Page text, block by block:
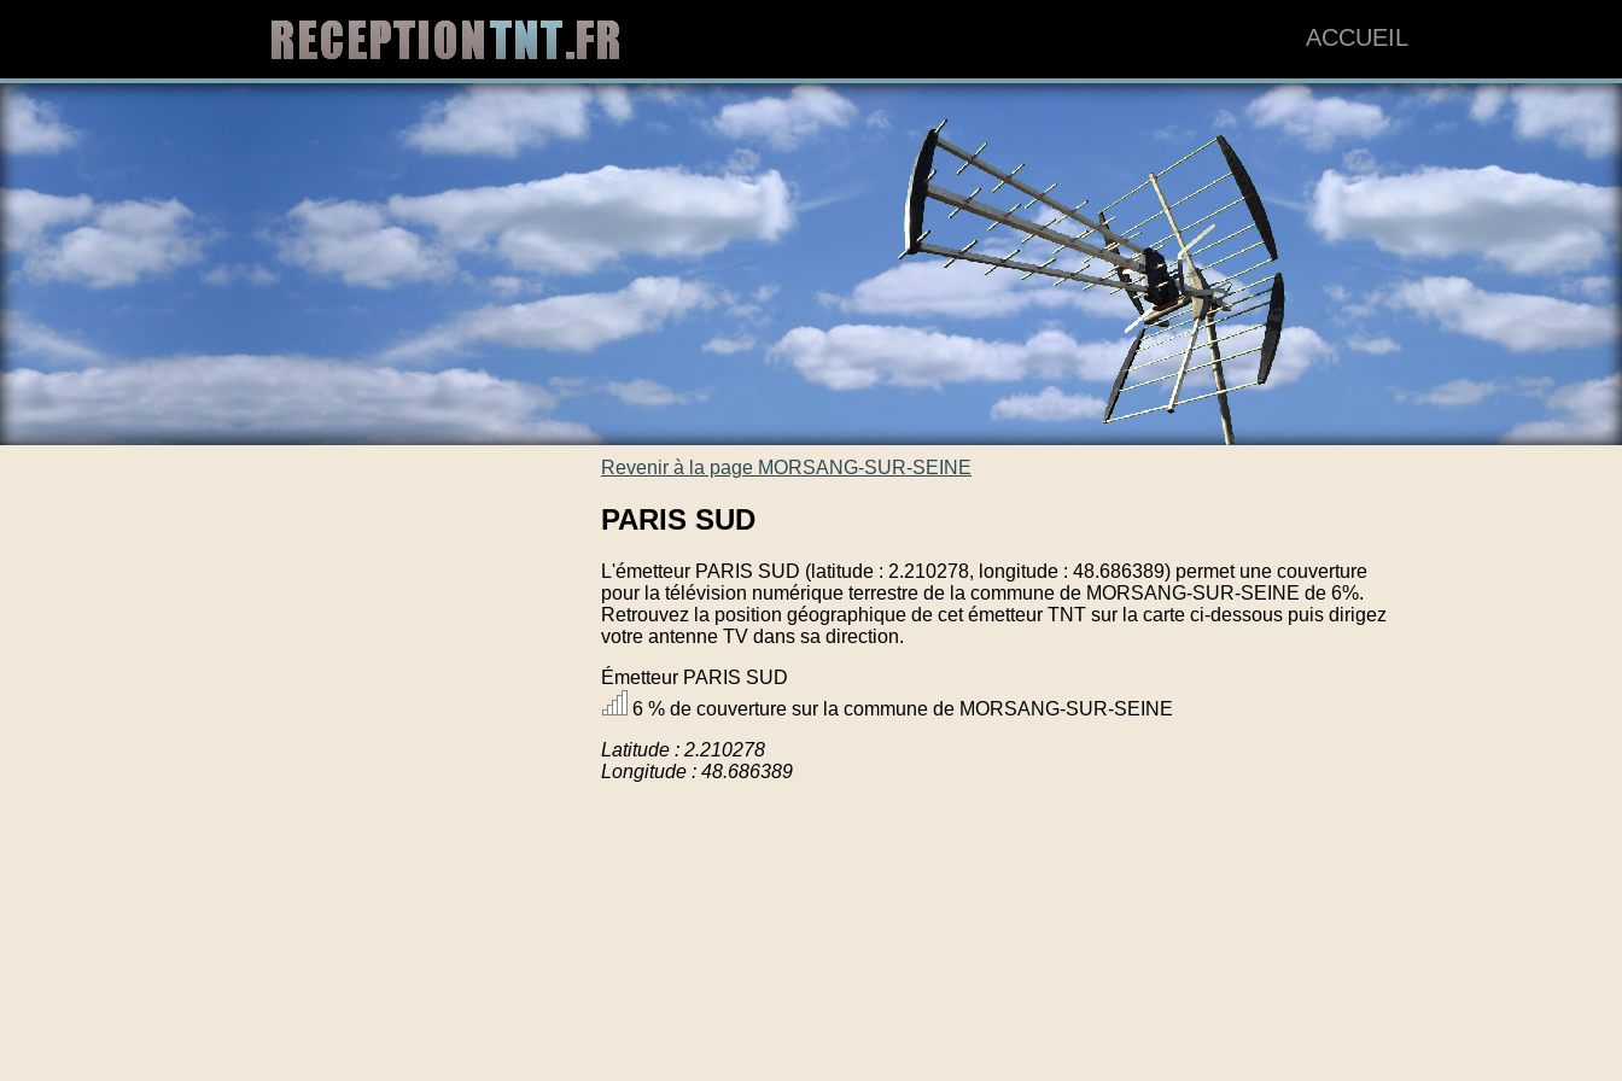
ACCUEIL
Revenir à la page MORSANG-SUR-SEINE
PARIS SUD
L'émetteur PARIS SUD (latitude : 2.210278, longitude : 48.686389) permet une couverture
pour la télévision numérique terrestre de la commune de MORSANG-SUR-SEINE de 6%.
Retrouvez la position géographique de cet émetteur TNT sur la carte ci-dessous puis dirigez
votre antenne TV dans sa direction.
Émetteur PARIS SUD
6 % de couverture sur la commune de MORSANG-SUR-SEINE
Latitude : 2.210278
Longitude : 48.686389